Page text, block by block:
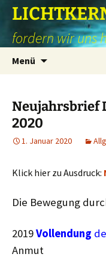
Zum
Inhalt
springen
fordern wir uns
Menü
Neujahrsbrief
2020
1. Januar 2020
Klick hier zu Ausdruck:
Die Bewegung
2019Vollendung
Anmut